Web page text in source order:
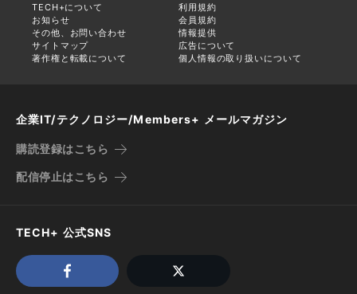
TECH+について
利用規約
お知らせ
会員規約
その他、お問い合わせ
情報提供
サイトマップ
広告について
著作権と転載について
個人情報の取り扱いについて
企業IT/テクノロジー/Members+ メールマガジン
購読登録はこちら
配信停止はこちら
TECH+ 公式SNS